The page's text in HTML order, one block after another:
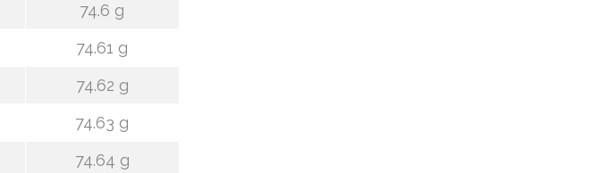
74.6 g
74.61 g
74.62 g
74.63 g
74.64 g